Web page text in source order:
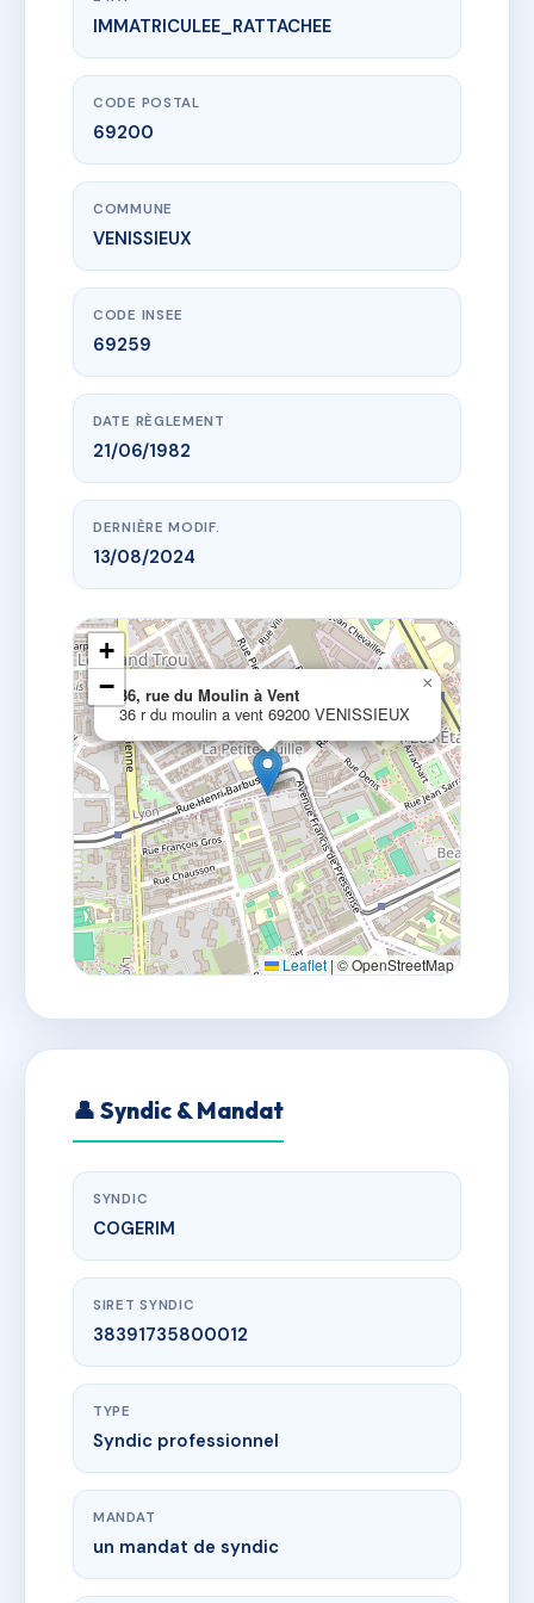
www.vme.plus/AB7434764
36, rue du Moulin à Vent
36 r du moulin a vent
IMMATRICULEE_RATTACHEE
CODE POSTAL
69200
COMMUNE
VENISSIEUX
CODE INSEE
69259
DATE RÈGLEMENT
21/06/1982
DERNIÈRE MODIF.
13/08/2024
36, rue du Moulin à Vent
36 r du moulin a vent 69200 VENISSIEUX
×
+
−
Leaflet | © OpenStreetMap
👤 Syndic & Mandat
SYNDIC
COGERIM
SIRET SYNDIC
38391735800012
TYPE
Syndic professionnel
MANDAT
un mandat de syndic